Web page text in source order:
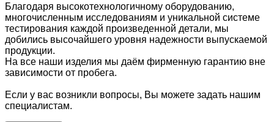
Благодаря высокотехнологичному оборудованию,
многочисленным исследованиям и уникальной системе
тестирования каждой произведенной детали, мы
добились высочайшего уровня надежности выпускаемой
продукции.
На все наши изделия мы даём фирменную гарантию вне
зависимости от пробега.
Если у вас возникли вопросы, Вы можете задать нашим
специалистам.